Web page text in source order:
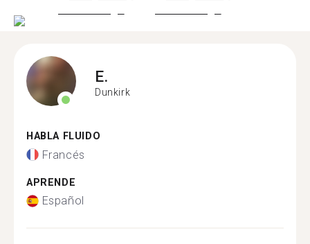
E.
Dunkirk
HABLA FLUIDO
Francés
APRENDE
Español